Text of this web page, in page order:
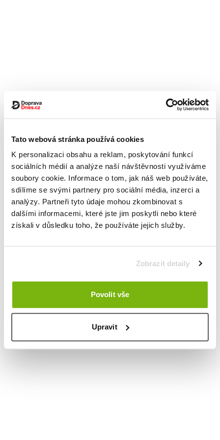
Tato webová stránka používá cookies
K personalizaci obsahu a reklam, poskytování funkcí
sociálních médií a analýze naší návštěvnosti využíváme
soubory cookie. Informace o tom, jak náš web používáte,
sdílíme se svými partnery pro sociální média, inzerci a
analýzy. Partneři tyto údaje mohou zkombinovat s
dalšími informacemi, které jste jim poskytli nebo které
získali v důsledku toho, že používáte jejich služby.
Zobrazit detaily
Povolit vše
Upravit